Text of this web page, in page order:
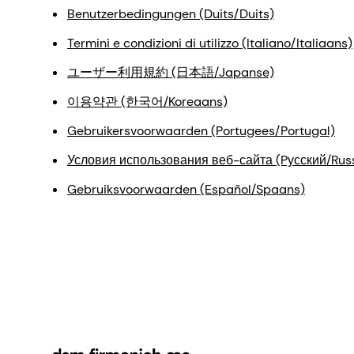
Benutzerbedingungen (Duits/Duits)
Termini e condizioni di utilizzo (Italiano/Italiaans)
ユーザー利用規約 (日本語/Japanse)
이용약관 (한국어/Koreaans)
Gebruikersvoorwaarden (Portugees/Portugal)
Условия использования веб-сайта (Pусский/
Gebruiksvoorwaarden (Español/Spaans)